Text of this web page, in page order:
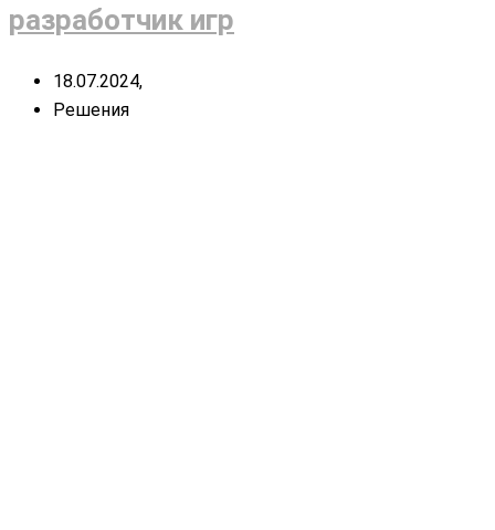
разработчик игр
18.07.2024,
Решения